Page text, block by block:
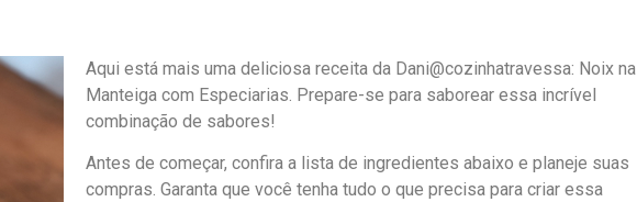
Aqui está mais uma deliciosa receita da Dani@cozinhatravessa: Noix na
Manteiga com Especiarias. Prepare-se para saborear essa incrível
combinação de sabores!
Antes de começar, confira a lista de ingredientes abaixo e planeje suas
compras. Garanta que você tenha tudo o que precisa para criar essa